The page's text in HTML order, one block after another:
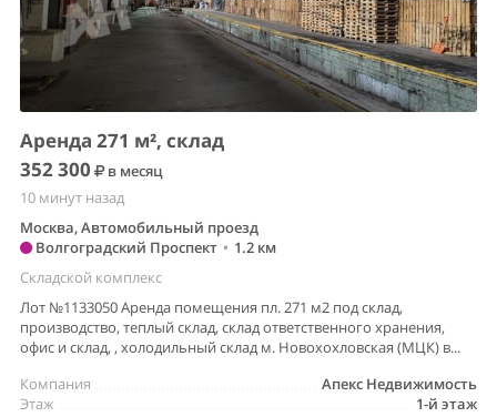
Аренда 271 м², склад
352 300
в месяц
10 минут назад
Москва, Автомобильный проезд
Волгоградский Проспект • 1.2 км
Складской комплекс
Лот №1133050 Аренда помещения пл. 271 м2 под склад,
производство, теплый склад, склад ответственного хранения,
офис и склад, , холодильный склад м. Новохохловская (МЦК) в...
Апекс Недвижимость
Компания
1-й этаж
Этаж